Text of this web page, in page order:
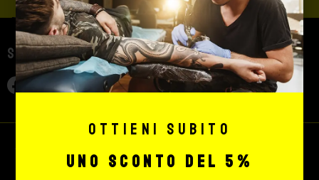
Seguici sui social
Ottieni subito
uno sconto del 5%